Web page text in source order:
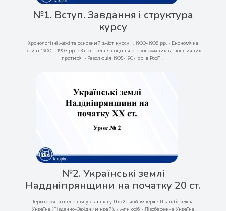
№1. Вступ. Завдання і структура
курсу
Хронологічні межі та основний зміст курсу 1. 1900-1908 рр. • Економічна
криза 1900 - 1903 рр. • Загострення соціально-економічних та політичних
протиріч • Революція 1905-1907 рр. в Росії ...
№2. Українські землі
Наддніпрянщини на початку 20 ст.
Територія розселення українців у Російській імперії • Правобережна
Україна (Південно-Західний край), 7 млн осіб • Лівобережна Україна